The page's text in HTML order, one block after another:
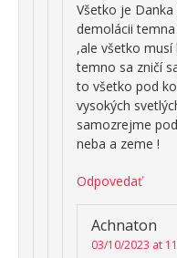
Všetko je
demolácii
,ale všetko
temno sa zničí
to všetko pod
vysokých
samozrejme
neba a zeme !
Odpovedať
Achnaton
03/10/2023 at